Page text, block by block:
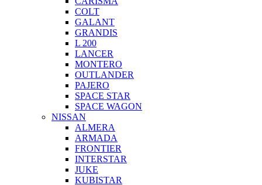
COLT
GALANT
GRANDIS
L 200
LANCER
MONTERO
OUTLANDER
PAJERO
SPACE STAR
SPACE WAGON
NISSAN
ALMERA
ARMADA
FRONTIER
INTERSTAR
JUKE
KUBISTAR